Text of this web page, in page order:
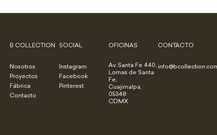
B COLLECTION
Nosotros
Proyectos
Fábrica
Contacto
SOCIAL
Instagram
Facebook
Pinterest
OFICINAS
Av. Santa Fe 440,
Lomas de Santa
Fe,
Cuajimalpa,
05348
CDMX
CONTACTO